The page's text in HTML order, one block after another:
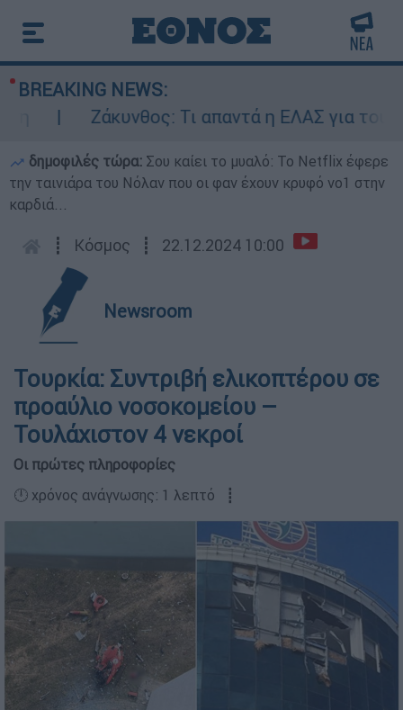
BREAKING NEWS:
Ζάκυνθος: Τι απαντά η ΕΛΑΣ για τους 8
δημοφιλές τώρα: Σου καίει το μυαλό: Το Netflix έφερε
την ταινιάρα του Νόλαν που οι φαν έχουν κρυφό νο1 στην
καρδιά...
┋ Κόσμος ┋ 22.12.2024 10:00
Newsroom
Τουρκία: Συντριβή ελικοπτέρου σε
προαύλιο νοσοκομείου –
Τουλάχιστον 4 νεκροί
Οι πρώτες πληροφορίες
🕛 χρόνος ανάγνωσης: 1 λεπτό ┋